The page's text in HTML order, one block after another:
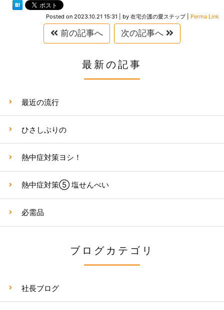
Posted on 2023.10.21 15:31 by 在宅介護の愛ステップ| Perma Link
前の記事へ 次の記事へ
最新の記事
最近の流行
ひさしぶりの
熱中症対策ヨシ！
熱中症対策⑤ 塩せんべい
必需品
ブログカテゴリ
社長ブログ